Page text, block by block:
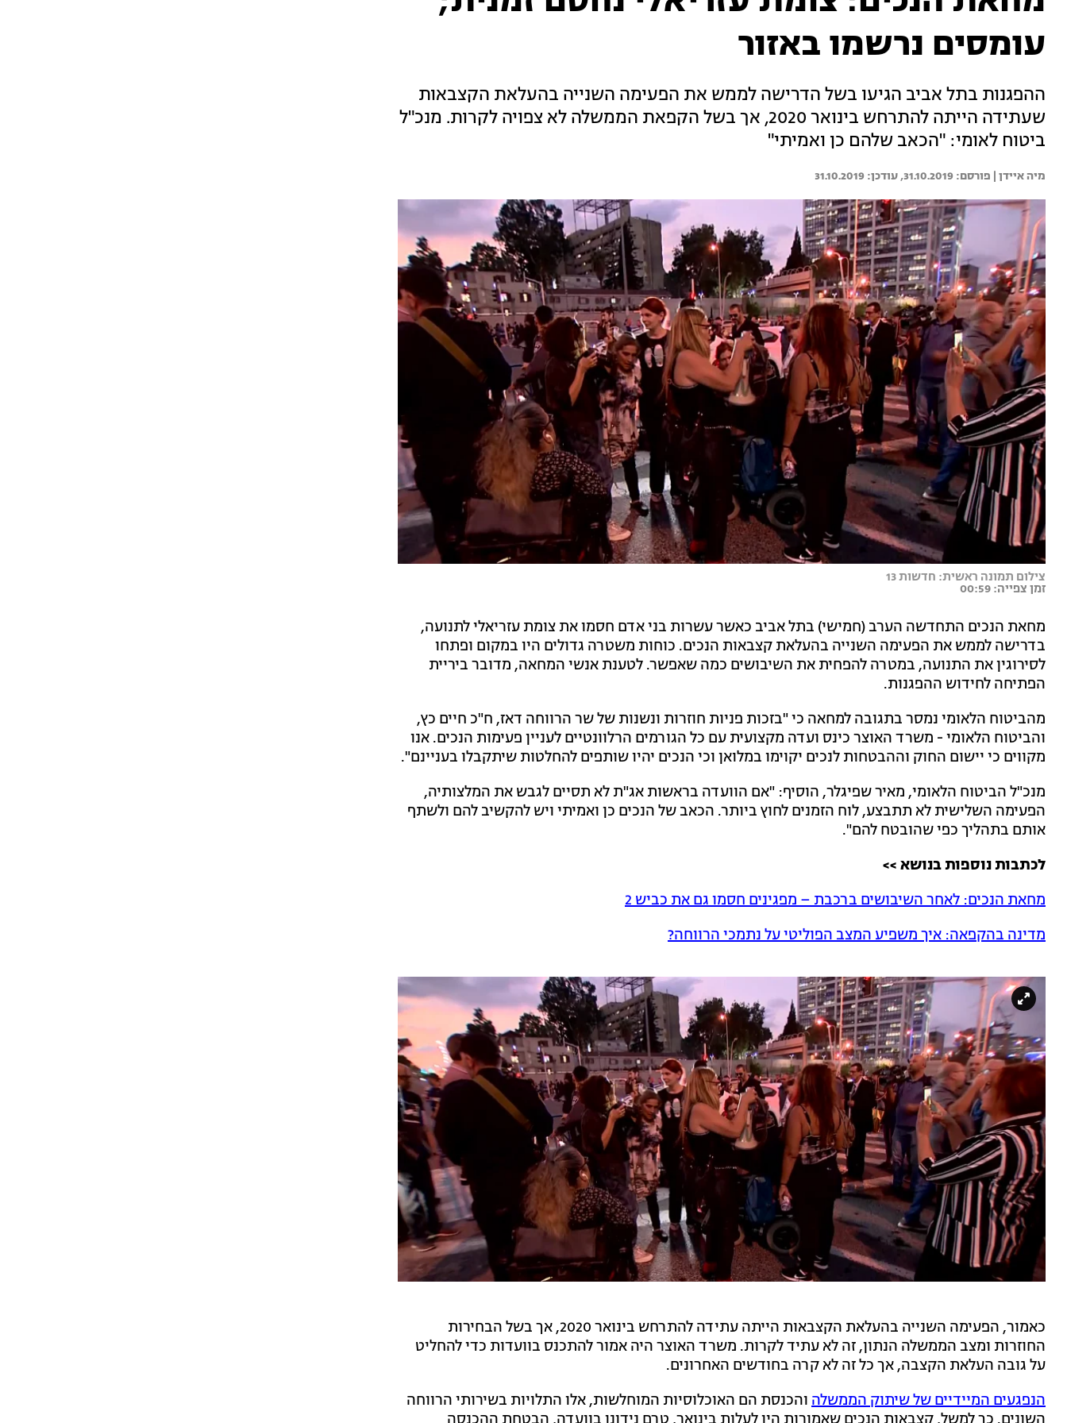
עומסים נרשמו באזור
ההפגנות בתל אביב הגיעו בשל הדרישה לממש את הפעימה השנייה בהעלאת הקצבאות
שעתידה הייתה להתרחש בינואר 2020, אך בשל הקפאת הממשלה לא צפויה לקרות. מנכ"ל
ביטוח לאומי: "הכאב שלהם כן ואמיתי"
מיה איידן | 31.10.2019
31.10.2019
צילום תמונה ראשית: חדשות 13
זמן צפייה: 00:59
מחאת הנכים התחדשה הערב (חמישי) בתל אביב כאשר עשרות בני אדם חסמו את צומת עזריאלי לתנועה,
בדרישה לממש את הפעימה השנייה בהעלאת קצבאות הנכים. כוחות משטרה גדולים היו במקום ופתחו
לסירוגין את התנועה, במטרה להפחית את השיבושים כמה שאפשר. לטענת אנשי המחאה, מדובר ביריית
הפתיחה לחידוש ההפגנות.
מהביטוח הלאומי נמסר בתגובה למחאה כי "בזכות פניות חוזרות ונשנות של שר הרווחה דאז, ח"כ חיים כץ,
והביטוח הלאומי - משרד האוצר כינס ועדה מקצועית עם כל הגורמים הרלוונטיים לעניין פעימות הנכים. אנו
מקווים כי יישום החוק וההבטחות לנכים יקוימו במלואן וכי הנכים יהיו שותפים להחלטות שיתקבלו בעניינם".
מנכ"ל הביטוח הלאומי, מאיר שפיגלר, הוסיף: "אם הוועדה בראשות אג"ת לא תסיים לגבש את המלצותיה,
הפעימה השלישית לא תתבצע, לוח הזמנים לחוץ ביותר. הכאב של הנכים כן ואמיתי ויש להקשיב להם ולשתף
אותם בתהליך כפי שהובטח להם".
לכתבות נוספות בנושא >>
מחאת הנכים: לאחר השיבושים ברכבת – מפגינים חסמו גם את כביש 2
מדינה בהקפאה: איך משפיע המצב הפוליטי על נתמכי הרווחה?
כאמור, הפעימה השנייה בהעלאת הקצבאות הייתה עתידה להתרחש בינואר 2020, אך בשל הבחירות
החוזרות ומצב הממשלה הנתון, זה לא עתיד לקרות. משרד האוצר היה אמור להתכנס בוועדות כדי להחליט
על גובה העלאת הקצבה, אך כל זה לא קרה בחודשים האחרונים.
הנפגעים המיידיים של שיתוק הממשלה והכנסת הם האוכלוסיות המוחלשות, אלו התלויות בשירותי הרווחה